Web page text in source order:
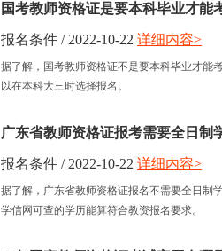
国考教师资格证是要本科毕业才能
报名条件 / 2022-10-22
据了解，国考教师资格证不是要本科毕业才能
以在本科大三时选择报名。
详细内容>
广东省教师资格证报考需要全日制
报名条件 / 2022-10-22
据了解，广东省教师资格证报名不需要全日制
学信网可查的学历能算符合教资报名要求。
详细内容>